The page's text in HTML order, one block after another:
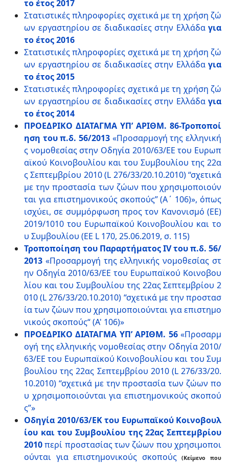
το έτος 2017
Στατιστικές πληροφορίες σχετικά με τη χρήση ζώ
ων εργαστηρίου σε διαδικασίες στην Ελλάδα για
το έτος 2016
Στατιστικές πληροφορίες σχετικά με τη χρήση ζώ
ων εργαστηρίου σε διαδικασίες στην Ελλάδα για
το έτος 2015
Στατιστικές πληροφορίες σχετικά με τη χρήση ζώ
ων εργαστηρίου σε διαδικασίες στην Ελλάδαγια
το έτος 2014
ΠΡΟΕΔΡΙΚΟ ΔΙΑΤΑΓΜΑ ΥΠ’ ΑΡΙΘΜ. 86-Τροποποί
ηση του π.δ. 56/2013 «Προσαρμογή της ελληνική
ς νομοθεσίας στην Οδηγία 2010/63/ΕΕ του Ευρωπ
αϊκού Κοινοβουλίου και του Συμβουλίου της 22α
ς Σεπτεμβρίου 2010 (L 276/33/20.10.2010) “σχετικά
με την προστασία των ζώων που χρησιμοποιούν
ται για επιστημονικούς σκοπούς” (Α΄ 106)», όπως
ισχύει, σε συμμόρφωση προς τον Kανονισμό (ΕΕ)
2019/1010 του Ευρωπαϊκού Κοινοβουλίου και το
υ Συμβουλίου (ΕΕ L 170, 25.06.2019, σ. 115)
Τροποποίηση του Παραρτήματος IV του π.δ. 56/
2013 «Προσαρμογή της ελληνικής νομοθεσίας στ
ην Οδηγία 2010/63/ΕΕ του Ευρωπαϊκού Κοινοβου
λίου και του Συμβουλίου της 22ας Σεπτεμβρίου 2
010 (L 276/33/20.10.2010) “σχετικά με την προστασ
ία των ζώων που χρησιμοποιούνται για επιστημο
νικούς σκοπούς“ (Α' 106)»
ΠΡΟΕΔΡΙΚΟ ΔΙΑΤΑΓΜΑ ΥΠ’ ΑΡΙΘΜ. 56«Προσαρμ
ογή της ελληνικής νομοθεσίας στην Οδηγία 2010/
63/ΕE του Ευρωπαϊκού Κοινοβουλίου και του Συμ
βουλίου της 22ας Σεπτεμβρίου 2010 (L 276/33/20.
10.2010) “σχετικά με την προστασία των ζώων πο
υ χρησιμοποιούνται για επιστημονικούς σκοπού
ς”»
Οδηγία 2010/63/EK του Ευρωπαϊκού Κοινοβουλ
ίου και του Συμβουλίου της 22ας Σεπτεμβρίου
2010περί προστασίας των ζώων που χρησιμοποι
ούνται για επιστημονικούς σκοπούς
(Κείμενο που